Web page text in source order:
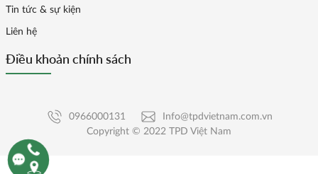
Tin tức & sự kiện
Liên hệ
Điều khoản chính sách
Copyright © 2022 TPD Việt Nam
0966000131 Info@tpdvietnam.com.vn